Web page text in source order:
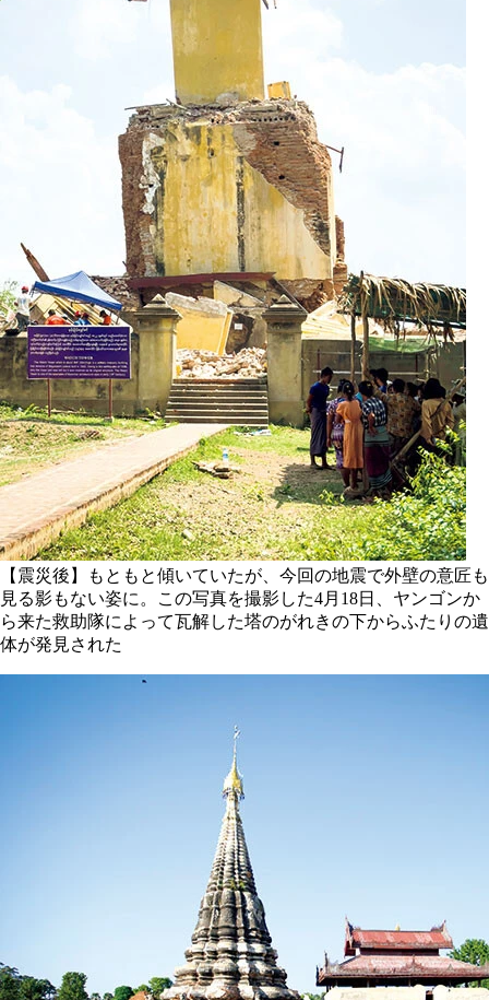
【震災後】もともと傾いていたが、今回の地震で外壁の意匠も
見る影もない姿に。この写真を撮影した4月18日、ヤンゴンか
ら来た救助隊によって瓦解した塔のがれきの下からふたりの遺
体が発見された